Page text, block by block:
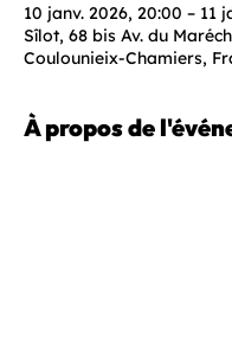
10 janv. 2026, 20:00 – 11
Sîlot, 68 bis Av. du
Coulounieix-Chamiers,
À propos de